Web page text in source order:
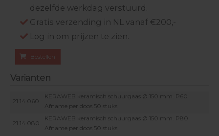
dezelfde werkdag verstuurd.
Gratis verzending in NL vanaf €200,-
Log in om prijzen te zien.
Bestellen
Varianten
21.14.060
KERAWEB keramisch schuurgaas Ø 150 mm. P60
Afname per doos 50 stuks
21.14.080
KERAWEB keramisch schuurgaas Ø 150 mm. P80
Afname per doos 50 stuks